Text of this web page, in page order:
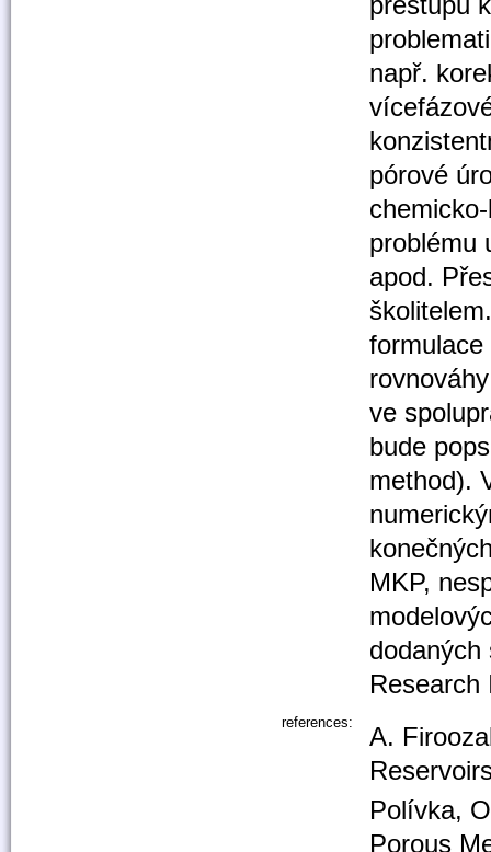
např.
pórové
problému
apod.
ve
bude
method).
MKP,
Research
references:
A.
Polívka,
Porous